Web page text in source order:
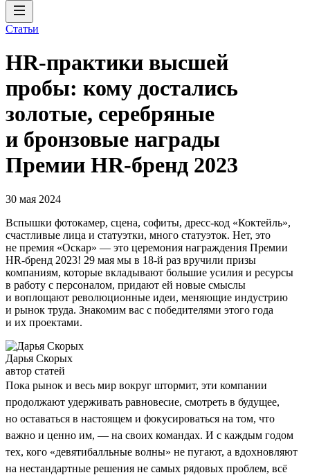
Статьи
HR-практики высшей
пробы: кому достались
золотые, серебряные
и бронзовые награды
Премии HR-бренд 2023
30 мая 2024
Вспышки фотокамер, сцена, софиты, дресс-код «Коктейль»,
счастливые лица и статуэтки, много статуэток. Нет, это
не премия «Оскар» — это церемония награждения Премии
HR-бренд 2023! 29 мая мы в 18-й раз вручили призы
компаниям, которые вкладывают большие усилия и ресурсы
в работу с персоналом, придают ей новые смыслы
и воплощают революционные идеи, меняющие индустрию
и рынок труда. Знакомим вас с победителями этого года
и их проектами.
Дарья Скорых
автор статей
Пока рынок и весь мир вокруг штормит, эти компании
продолжают удерживать равновесие, смотреть в будущее,
но оставаться в настоящем и фокусироваться на том, что
важно и ценно им, — на своих командах. И с каждым годом
тех, кого «девятибалльные волны» не пугают, а вдохновляют
на нестандартные решения не самых рядовых проблем, всё